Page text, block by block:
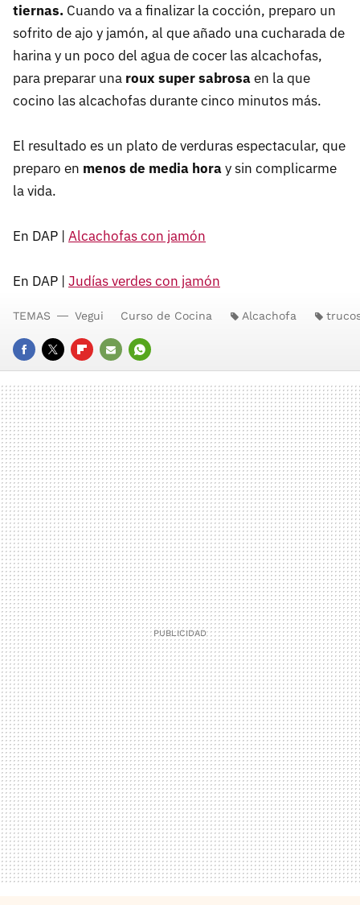
tiernas. Cuando va a finalizar la cocción, preparo un
sofrito de ajo y jamón, al que añado una cucharada de
harina y un poco del agua de cocer las alcachofas,
para preparar una roux super sabrosaen la que
cocino las alcachofas durante cinco minutos más.
El resultado es un plato de verduras espectacular, que
preparo en menos de media horay sin complicarme
la vida.
En DAP | Alcachofas con jamón
En DAP | Judías verdes con jamón
FACEBOOK
TWITTERFLIPBOARD
E-
MAIL
WHATSAPP
TEMAS Vegui Curso de Cocina Alcachofa